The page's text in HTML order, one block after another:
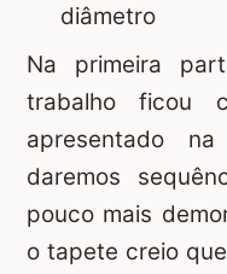
diâmetro
Na primeira
trabalho ficou
apresentado
daremos
pouco mais
o tapete creio